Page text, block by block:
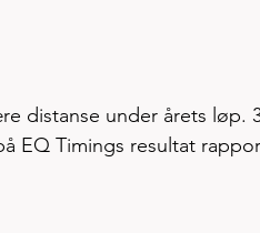
distanse under årets løp.
EQ Timings resultat